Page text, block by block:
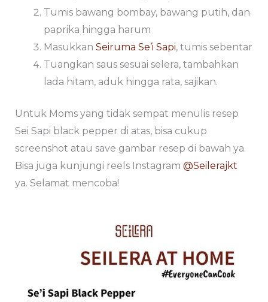
Tumis bawang bombay, bawang putih, dan
paprika hingga harum
Masukkan Seiruma Se’i Sapi, tumis sebentar
Tuangkan saus sesuai selera, tambahkan
lada hitam, aduk hingga rata, sajikan.
Untuk Moms yang tidak sempat menulis resep
Sei Sapi black pepper di atas, bisa cukup
screenshot atau save gambar resep di bawah ya.
Bisa juga kunjungi reels Instagram @Seilerajkt
ya. Selamat mencoba!